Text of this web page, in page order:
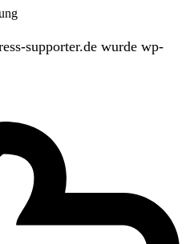
supporter.de wurde wp-